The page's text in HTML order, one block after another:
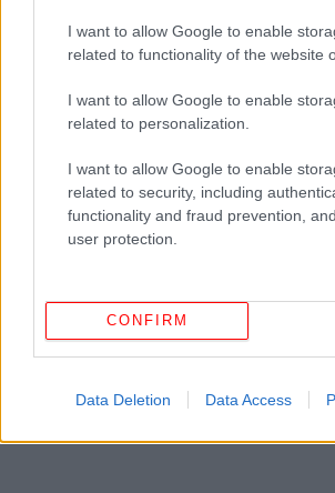
I want to allow Google to enable
related to functionality of the website
I want to allow Google to enable
related to personalization.
I want to allow Google to enable
related to security, including
functionality and fraud prevention,
user protection.
CONFIRM
Data Deletion Data Access
Η «βασίλισσα» της τηλεόρασης,
και ο Μάκης Παντζόπουλος
άγνωστο, εξωτικό προορισμό για
Πάσχα. Η επιλογή τους παραμένει…